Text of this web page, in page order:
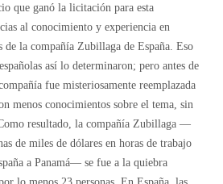
que ganó la licitación para esta
al conocimiento y experiencia en
de la compañía Zubillaga de España. Eso
así lo determinaron; pero antes de
fue misteriosamente reemplazada
menos conocimientos sobre el tema, sin
resultado, la compañía Zubillaga —
de miles de dólares en horas de trabajo
a Panamá— se fue a la quiebra